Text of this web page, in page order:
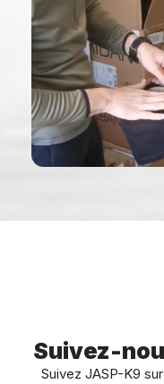
Suivez-
Suivez JASP-K9